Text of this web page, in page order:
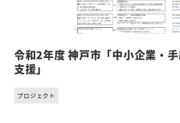
令和2年度 神戸市「中小企業・
支援」
プロジェクト